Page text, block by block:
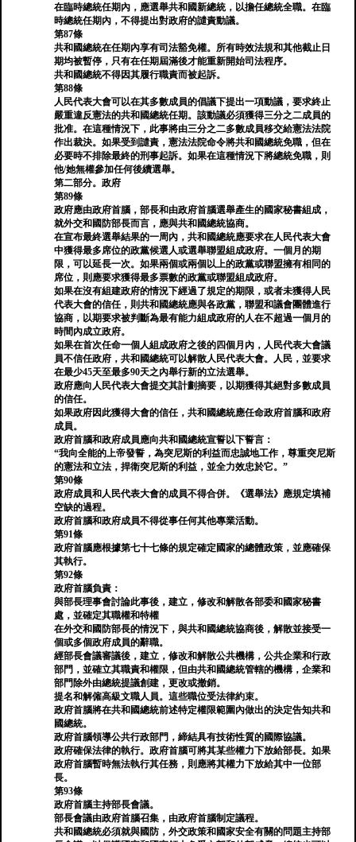
在臨時總統任期內，應選舉共和國新總統，以擔任總統全職。在臨
時總統任期內，不得提出對政府的譴責動議。
第87條
共和國總統在任期內享有司法豁免權。所有時效法規和其他截止日
期均被暫停，只有在任期屆滿後才能重新開始司法程序。
共和國總統不得因其履行職責而被起訴。
第88條
人民代表大會可以在其多數成員的倡議下提出一項動議，要求終止
嚴重違反憲法的共和國總統任期。該動議必須獲得三分之二成員的
批准。在這種情況下，此事將由三分之二多數成員移交給憲法法院
作出裁決。如果受到譴責，憲法法院命令將共和國總統免職，但在
必要時不排除最終的刑事起訴。如果在這種情況下將總統免職，則
他/她無權參加任何後續選舉。
第二部分。政府
第89條
政府應由政府首腦，部長和由政府首腦選舉產生的國家秘書組成，
就外交和國防部長而言，應與共和國總統協商。
在宣布最終選舉結果的一周內，共和國總統應要求在人民代表大會
中獲得最多席位的政黨候選人或選舉聯盟組成政府。一個月的期
限，可以延長一次。如果兩個或兩個以上的政黨或聯盟擁有相同的
席位，則應要求獲得最多票數的政黨或聯盟組成政府。
如果在沒有組建政府的情況下經過了規定的期限，或者未獲得人民
代表大會的信任，則共和國總統應與各政黨，聯盟和議會團體進行
協商，以期要求被判斷為最有能力組成政府的人在不超過一個月的
時間內成立政府。
如果在首次任命一個人組成政府之後的四個月內，人民代表大會議
員不信任政府，共和國總統可以解散人民代表大會。人民，並要求
在最少45天至最多90天之內舉行新的立法選舉。
政府應向人民代表大會提交其計劃摘要，以期獲得其絕對多數成員
的信任。
如果政府因此獲得大會的信任，共和國總統應任命政府首腦和政府
成員。
政府首腦和政府成員應向共和國總統宣誓以下誓言：
“我向全能的上帝發誓，為突尼斯的利益而忠誠地工作，尊重突尼斯
的憲法和立法，捍衛突尼斯的利益，並全力效忠於它。”
第90條
政府成員和人民代表大會的成員不得合併。《選舉法》應規定填補
空缺的過程。
政府首腦和政府成員不得從事任何其他專業活動。
第91條
政府首腦應根據第七十七條的規定確定國家的總體政策，並應確保
其執行。
第92條
政府首腦負責：
與部長理事會討論此事後，建立，修改和解散各部委和國家秘書
處，並確定其職權和特權
在外交和國防部長的情況下，與共和國總統協商後，解散並接受一
個或多個政府成員的辭職。
經部長會議審議後，建立，修改和解散公共機構，公共企業和行政
部門，並確立其職責和權限，但由共和國總統管轄的機構，企業和
部門除外由總統提議創建，更改或撤銷。
提名和解僱高級文職人員。這些職位受法律約束。
政府首腦將在共和國總統前述特定權限範圍內做出的決定告知共和
國總統。
政府首腦領導公共行政部門，締結具有技術性質的國際協議。
政府確保法律的執行。政府首腦可將其某些權力下放給部長。如果
政府首腦暫時無法執行其任務，則應將其權力下放給其中一位部
長。
第93條
政府首腦主持部長會議。
部長會議由政府首腦召集，由政府首腦制定議程。
共和國總統必須就與國防，外交政策和國家安全有關的問題主持部